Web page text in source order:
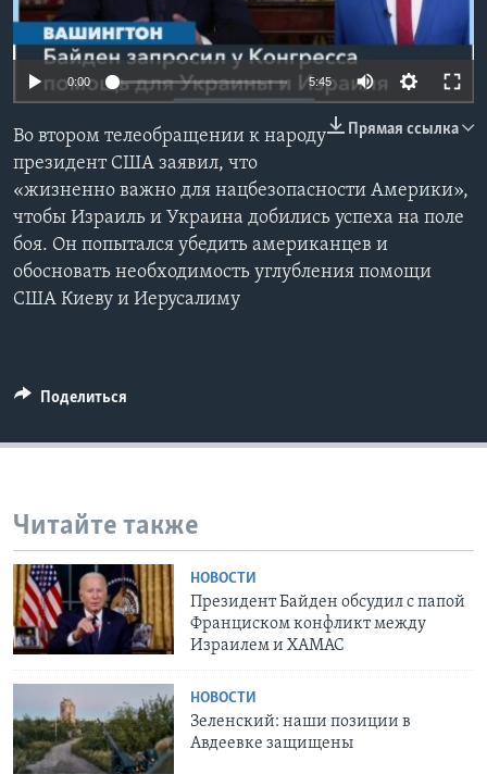
Learning English
СОЦИАЛЬНЫЕ СЕТИ
Языки
0:00 5:45
Прямая ссылка
Во втором телеобращении к народу
президент США заявил, что
«жизненно важно для нацбезопасности Америки»,
чтобы Израиль и Украина добились успеха на поле
боя. Он попытался убедить американцев и
обосновать необходимость углубления помощи
США Киеву и Иерусалиму
Поделиться
Читайте также
НОВОСТИ
Президент Байден обсудил с папой
Франциском конфликт между
Израилем и ХАМАС
НОВОСТИ
Зеленский: наши позиции в
Авдеевке защищены